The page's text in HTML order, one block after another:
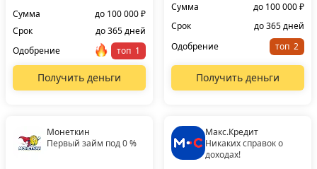
Сумма
до 100 000 ₽
Срок
до 365 дней
Одобрение
топ
Получить деньги
Сумма
до 100 000 ₽
Срок
до 365 дней
Одобрение
топ
Получить деньги
Монеткин
Первый займ под 0 %
Макс.Кредит
Никаких справок о
доходах!